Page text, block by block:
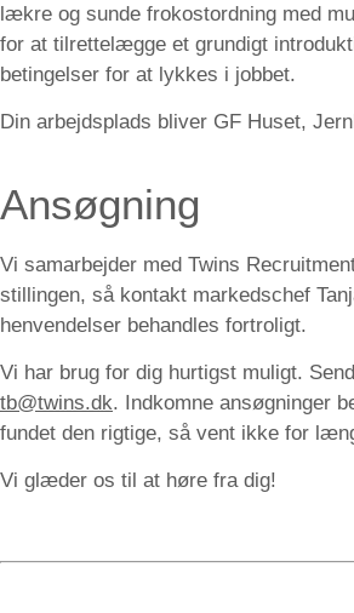
lækre og sunde frokostordning med
for at tilrettelægge et grundigt
betingelser for at lykkes i jobbet.
Din arbejdsplads bliver GF Huset,
Ansøgning
Vi samarbejder med Twins
stillingen, så kontakt markedschef
henvendelser behandles fortroligt.
Vi har brug for dig hurtigst muligt.
tb@twins.dk. Indkomne ansøgninger
fundet den rigtige, så vent ikke for
Vi glæder os til at høre fra dig!